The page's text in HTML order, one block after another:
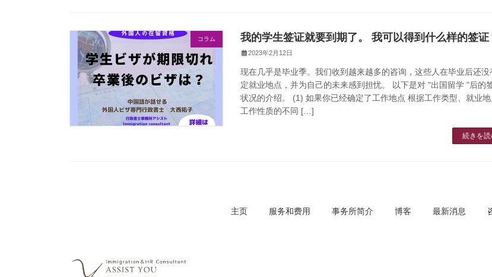
コラム 我的学生签证就要到期了。 我可以得到什么样的签证
2023年2月12日
现在几乎是毕业季。我们收到越来越多的咨询，这些人在毕业后还没
定就业地点，并为自己的未来感到担忧。 以下是对 "出国留学 "后的
状况的介绍。 (1) 如果你已经确定了工作地点 根据工作类型、就业地
工作性质的不同 […]
続きを
主页 服务和费用 事务所简介 博客 最新消息